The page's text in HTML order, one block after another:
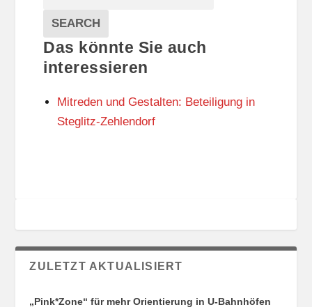
A
L
T
U
N
S
O
E
G
O
R
N
Veranstaltungen
SEARCH
Das könnte Sie auch
interessieren
Mitreden und Gestalten: Beteiligung in
Steglitz-Zehlendorf
ZULETZT AKTUALISIERT
„Pink*Zone“ für mehr Orientierung in U-Bahnhöfen